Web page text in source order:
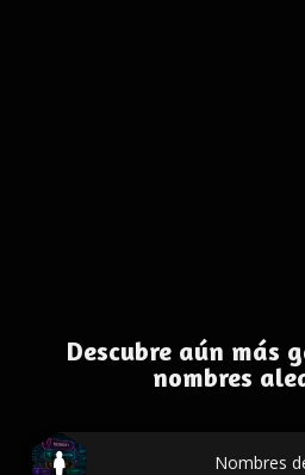
Descubre aún más
nombres
Nombres